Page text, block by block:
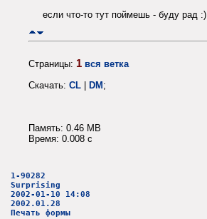
если что-то тут поймешь - буду рад :)
Страницы: 1 вся ветка
Скачать: CL | DM;
Память: 0.46 MB
Время: 0.008 c
1-90282
Surprising
2002-01-10 14:08
2002.01.28
Печать формы